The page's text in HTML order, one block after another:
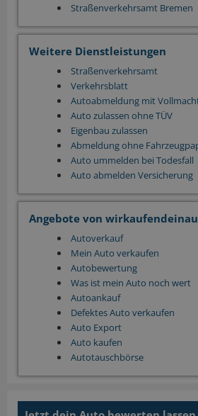
Straßenverkehrsamt Bremen
Weitere Dienstleistungen
Straßenverkehrsamt
Verkehrsblatt
Autoabmeldung mit
Auto zulassen ohne TÜV
Eigenbau zulassen
Abmeldung ohne
Auto ummelden bei Todesfall
Auto abmelden Versicherung
Angebote von
Autoverkauf
Mein Auto verkaufen
Autobewertung
Was ist mein Auto noch wert
Autoankauf
Defektes Auto verkaufen
Auto Export
Auto kaufen
Autotauschbörse